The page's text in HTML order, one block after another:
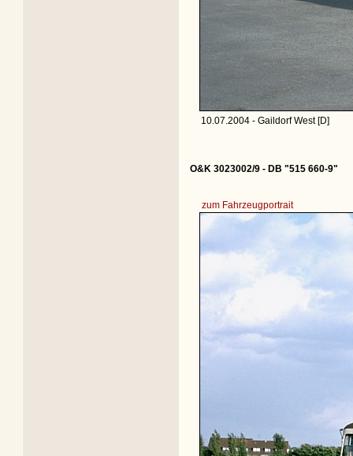
10.07.2004 - Gaildorf West [D]
O&K 3023002/9 - DB "515 660-9"
zum Fahrzeugportrait